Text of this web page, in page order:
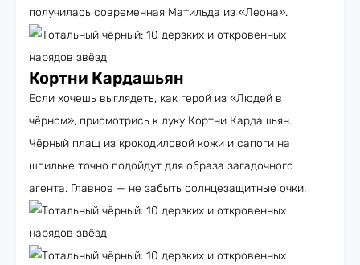
получилась современная Матильда из «Леона».
Кортни Кардашьян
Если хочешь выглядеть, как герой из «Людей в
чёрном», присмотрись к луку Кортни Кардашьян.
Чёрный плащ из крокодиловой кожи и сапоги на
шпильке точно подойдут для образа загадочного
агента. Главное — не забыть солнцезащитные очки.